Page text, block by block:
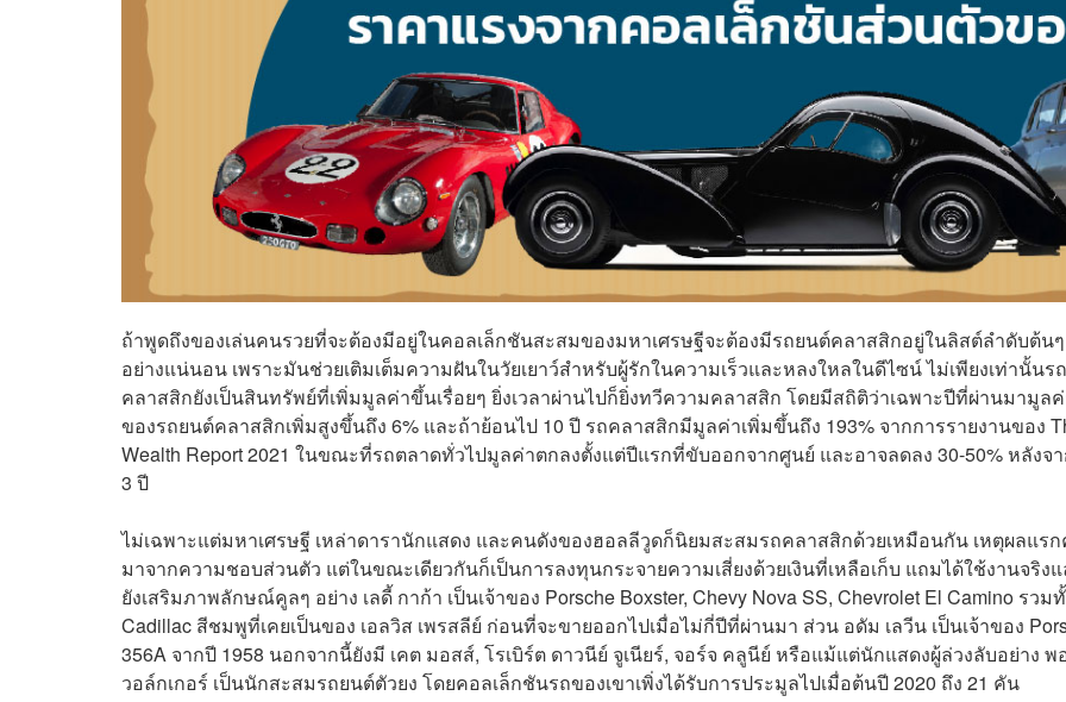
ถ้าพูดถึงของเล่นคนรวยที่จะต้องมีอยู่ในคอลเล็กชันสะสมของมหาเศรษฐีจะต้องมีรถยนต์คลาสสิกอยู่ในลิสต์ลำดับต้นๆ
อย่างแน่นอน เพราะมันช่วยเติมเต็มความฝันในวัยเยาว์สำหรับผู้รักในความเร็วและหลงใหลในดีไซน์ ไม่เพียงเท่านั้นรถ
คลาสสิกยังเป็นสินทรัพย์ที่เพิ่มมูลค่าขึ้นเรื่อยๆ ยิ่งเวลาผ่านไปก็ยิ่งทวีความคลาสสิก โดยมีสถิติว่าเฉพาะปีที่ผ่านมามูล
ของรถยนต์คลาสสิกเพิ่มสูงขึ้นถึง 6% และถ้าย้อนไป 10 ปี รถคลาสสิกมีมูลค่าเพิ่มขึ้นถึง 193% จากการรายงานของ
Wealth Report 2021 ในขณะที่รถตลาดทั่วไปมูลค่าตกลงตั้งแต่ปีแรกที่ขับออกจากศูนย์ และอาจลดลง 30-50% หลังจ
3 ปี
ไม่เฉพาะแต่มหาเศรษฐี เหล่าดารานักแสดง และคนดังของฮอลลีวูดก็นิยมสะสมรถคลาสสิกด้วยเหมือนกัน เหตุผลแรก
มาจากความชอบส่วนตัว แต่ในขณะเดียวกันก็เป็นการลงทุนกระจายความเสี่ยงด้วยเงินที่เหลือเก็บ แถมได้ใช้งานจริงแ
ยังเสริมภาพลักษณ์คูลๆ อย่าง เลดี้ กาก้า เป็นเจ้าของ Porsche Boxster, Chevy Nova SS, Chevrolet El Camino รวม
Cadillac สีชมพูที่เคยเป็นของ เอลวิส เพรสลีย์ ก่อนที่จะขายออกไปเมื่อไม่กี่ปีที่ผ่านมา ส่วน อดัม เลวีน เป็นเจ้าของ
356A จากปี 1958 นอกจากนี้ยังมี เคต มอสส์, โรเบิร์ต ดาวนีย์ จูเนียร์, จอร์จ คลูนีย์ หรือแม้แต่นักแสดงผู้ล่วงลับอย่าง พ
วอล์กเกอร์ เป็นนักสะสมรถยนต์ตัวยง โดยคอลเล็กชันรถของเขาเพิ่งได้รับการประมูลไปเมื่อต้นปี 2020 ถึง 21 คัน